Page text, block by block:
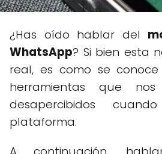
¿Has oído hablar del
WhatsApp? Si bien esta
real, es como se
herramientas que
desapercibidos
plataforma.